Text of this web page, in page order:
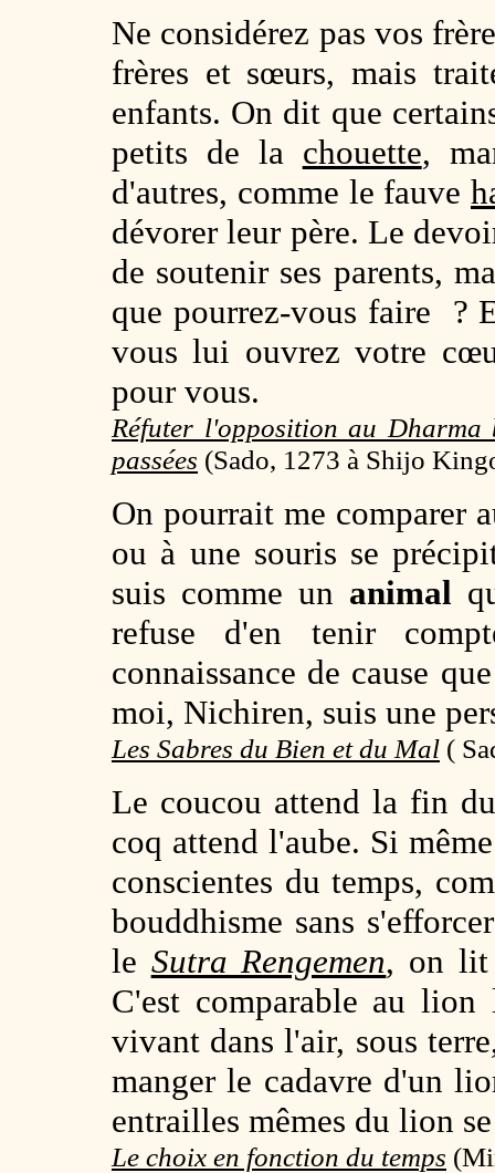
Ne considérez pas vos
frères et sœurs, mais
enfants. On dit que
petits de la chouette,
d'autres, comme le fauve
dévorer leur père. Le
de soutenir ses parents,
que pourrez-vous faire ?
vous lui ouvrez votre
pour vous.
Réfuter l'opposition au Dharma
passées (Sado, 1273 à Shijo
On pourrait me comparer
ou à une souris se
suis comme un animal
refuse d'en tenir
connaissance de cause
moi, Nichiren, suis une
Les Sabres du Bien et du Mal (
Le coucou attend la fin
coq attend l'aube. Si
conscientes du temps,
bouddhisme sans
le Sutra Rengemen, on lit
C'est comparable au
vivant dans l'air, sous
manger le cadavre d'un
entrailles mêmes du lion
Le choix en fonction du temps (